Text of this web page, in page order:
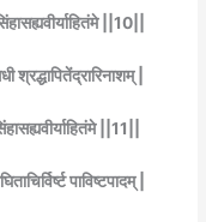
||10||
श्रद्धापितेंद्रारिनाशम् |
||11||
पाविष्टपादम् |